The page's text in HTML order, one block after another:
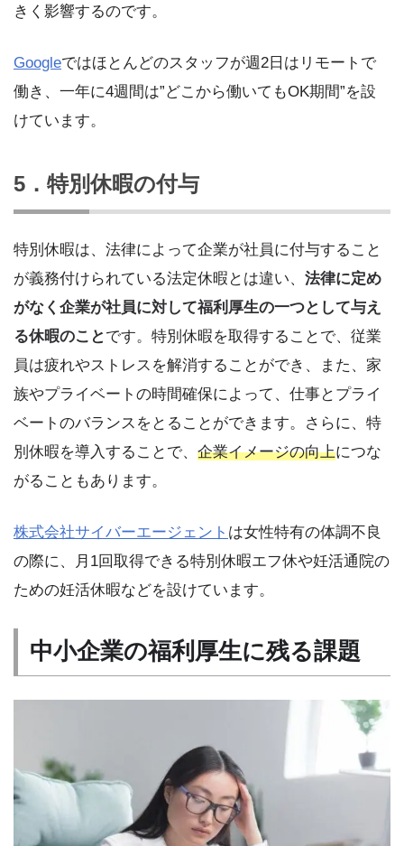
きく影響するのです。
Googleではほとんどのスタッフが週2日はリモートで
働き、一年に4週間は”どこから働いてもOK期間”を設
けています。
5．特別休暇の付与
特別休暇は、法律によって企業が社員に付与すること
が義務付けられている法定休暇とは違い、 法律に定め
がなく企業が社員に対して福利厚生の一つとして与え
る休暇のこと です。特別休暇を取得することで、従業
員は疲れやストレスを解消することができ、また、家
族やプライベートの時間確保によって、仕事とプライ
ベートのバランスをとることができます。さらに、特
別休暇を導入することで、 企業イメージの向上につな
がることもあります。
株式会社サイバーエージェント は女性特有の体調不良
の際に、月1回取得できる特別休暇エフ休や妊活通院の
ための妊活休暇などを設けています。
中小企業の福利厚生に残る課題